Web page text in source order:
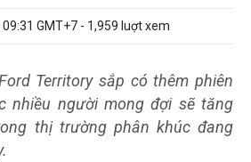
GMT+7 - 1,959 luợt xem
Territory sắp có thêm phiên
nhiều người mong đợi sẽ tăng
thị trường phân khúc đang